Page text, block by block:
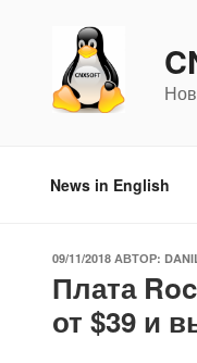
содержимому
News in English
ОПУБЛИКОВАНО
09/11/2018 АВТОР:
Плата
от $39 и